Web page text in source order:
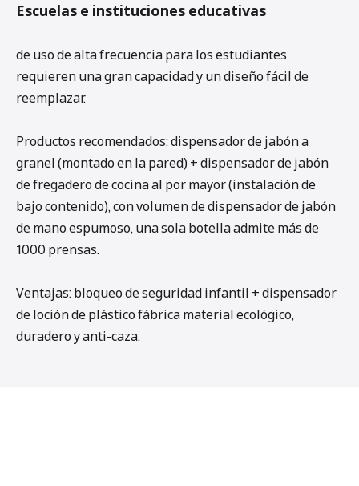
Escuelas e instituciones educativas
de uso de alta frecuencia para los estudiantes
requieren una gran capacidad y un diseño fácil de
reemplazar.
Productos recomendados: dispensador de jabón a
granel (montado en la pared) + dispensador de jabón
de fregadero de cocina al por mayor (instalación de
bajo contenido), con volumen de dispensador de jabón
de mano espumoso, una sola botella admite más de
1000 prensas.
Ventajas: bloqueo de seguridad infantil + dispensador
de loción de plástico fábrica material ecológico,
duradero y anti-caza.